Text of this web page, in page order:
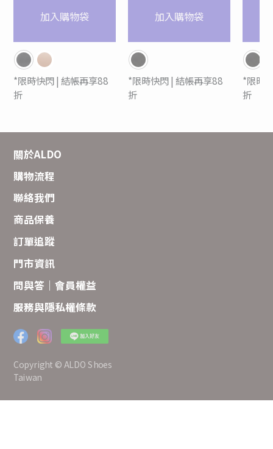
加入購物袋
*限時快閃 | 結帳再享88
折
加入購物袋
*限時快閃 | 結帳再享88
折
*限時
折
關於ALDO
購物流程
聯絡我們
商品保養
訂單追蹤
門市資訊
問與答｜會員權益
服務與隱私權條款
Copyright © ALDO Shoes
Taiwan